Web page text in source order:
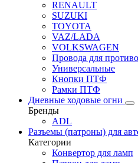
RENAULT
SUZUKI
TOYOTA
VAZ/LADA
VOLKSWAGEN
Провода для
Универсальные
Кнопки ПТФ
Рамки ПТФ
Дневные ходовые огни
Бренды
ADL
Разъемы (патроны) для
Категории
Конвертор для ламп